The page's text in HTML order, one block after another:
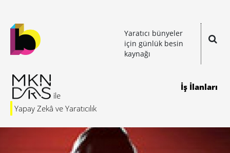
Yaratıcı bünyeler
için günlük besin
kaynağı
Yapay Zekâ ve Yaratıcılık
İş İlanları